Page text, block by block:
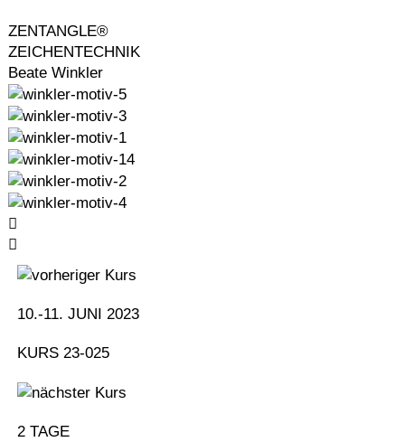
Inhalt
springen
ZENTANGLE®
ZEICHENTECHNIK
Beate Winkler
10.-11. JUNI 2023
KURS 23-025
2 TAGE